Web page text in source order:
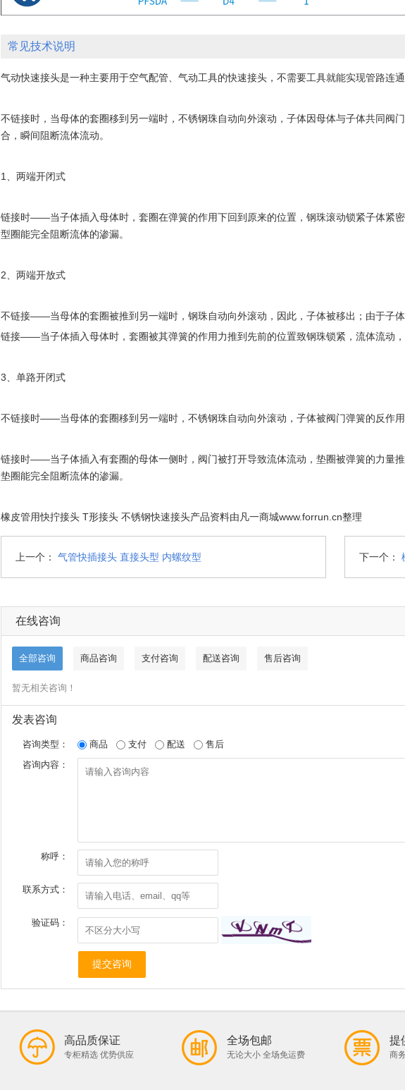
常见技术说明
气动快速接头是一种主要用于空气配管、气动工具的快速接头，不需要工具就能实现管路连
不链接时，当母体的套圈移到另一端时，不锈钢珠自动向外滚动，子体因母体与子体共同阀
合，瞬间阻断流体流动。
1、两端开闭式
链接时——当子体插入母体时，套圈在弹簧的作用下回到原来的位置，钢珠滚动锁紧子体紧
型圈能完全阻断流体的渗漏。
2、两端开放式
不链接——当母体的套圈被推到另一端时，钢珠自动向外滚动，因此，子体被移出；由于子
链接——当子体插入母体时，套圈被其弹簧的作用力推到先前的位置致钢珠锁紧，流体流动
3、单路开闭式
不链接时——当母体的套圈移到另一端时，不锈钢珠自动向外滚动，子体被阀门弹簧的反作
链接时——当子体插入有套圈的母体一侧时，阀门被打开导致流体流动，垫圈被弹簧的力量
垫圈能完全阻断流体的渗漏。
橡皮管用快拧接头 T形接头 不锈钢快速接头产品资料由凡一商城www.forrun.cn整理
上一个： 气管快插接头 直接头型 内螺纹型 下一个：
在线咨询
全部咨询 商品咨询 支付咨询 配送咨询 售后咨询
暂无相关咨询！
发表咨询
咨询类型： 商品 支付 配送
售后
咨询内容：
称呼：
联系方式：
验证码：
提交咨询
高品质保证
专柜精选 优势供应
全场包邮
无论大小 全场免运费
提
商